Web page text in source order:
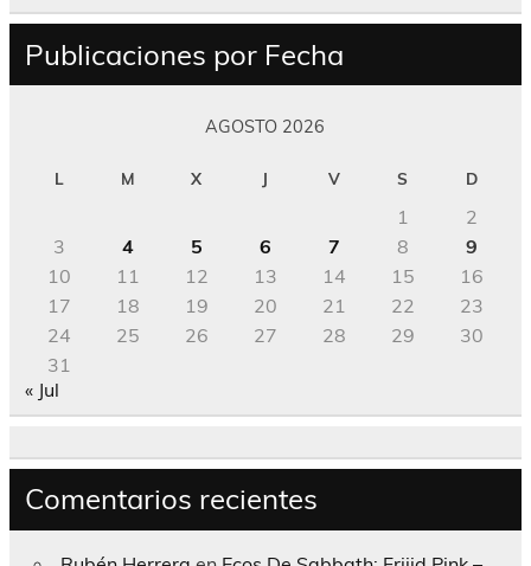
Publicaciones por Fecha
AGOSTO 2026
L M X J V S D
1
2
3
4 5 6 7 8
9
10
11 12 13 14 15
16
17
18 19 20 21 22
23
24
25 26 27 28 29
30
31
« Jul
Comentarios recientes